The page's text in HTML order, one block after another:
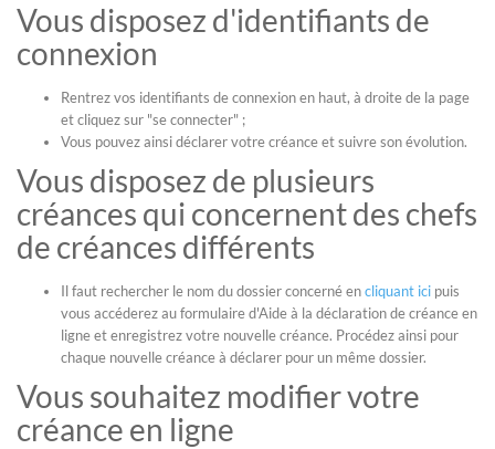
Vous disposez d'identifiants de
connexion
Rentrez vos identifiants de connexion en haut, à droite de la page
et cliquez sur "se connecter" ;
Vous pouvez ainsi déclarer votre créance et suivre son évolution.
Vous disposez de plusieurs
créances qui concernent des chefs
de créances différents
Il faut rechercher le nom du dossier concerné encliquant ici puis
vous accéderez au formulaire d'Aide à la déclaration de créance en
ligne et enregistrez votre nouvelle créance. Procédez ainsi pour
chaque nouvelle créance à déclarer pour un même dossier.
Vous souhaitez modifier votre
créance en ligne